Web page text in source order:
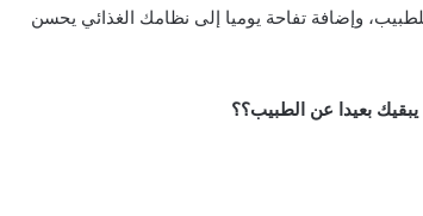
وإضافة تفاحة يوميا إلى نظامك الغذائي يحسن
بعيدا عن الطبيب؟؟